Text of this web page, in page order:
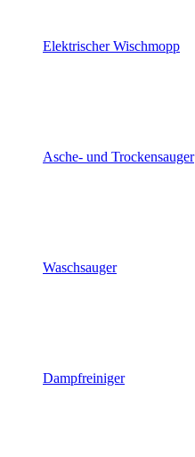
Elektrischer Wischmopp
Asche- und Trockensauger
Waschsauger
Dampfreiniger